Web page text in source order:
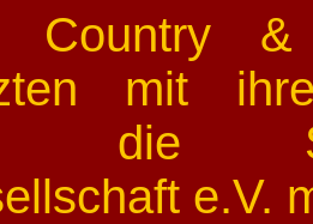
Country
mit
die
e.V.